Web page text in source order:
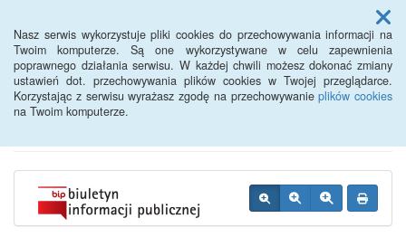
Nasz serwis wykorzystuje pliki cookies do przechowywania informacji na
Twoim komputerze. Są one wykorzystywane w celu zapewnienia
poprawnego działania serwisu. W każdej chwili możesz dokonać zmiany
ustawień dot. przechowywania plików cookies w Twojej przeglądarce.
Korzystając z serwisu wyrażasz zgodę na przechowywanieplików cookies
na Twoim komputerze.
Menu
BIP - Urząd Miejski
Wyśmierzyce